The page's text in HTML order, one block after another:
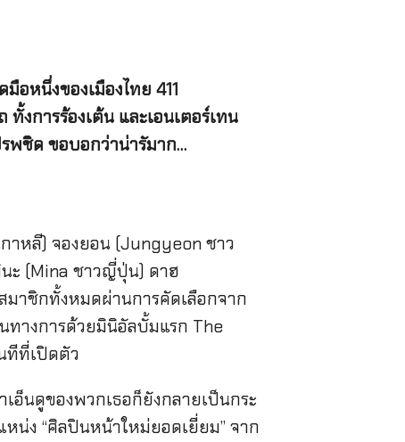
อหนึ่งของเมืองไทย 411
การร้องเต้น และเอนเตอร์เทน
พชิด ขอบอกว่าน่ารัมาก…
าหลี) จองยอน (Jungyeon ชาว
ะ (Mina ชาวญี่ปุ่น) ดาฮ
มาชิกทั้งหมดผ่านการคัดเลือกจาก
ทางการด้วยมินิอัลบั้มแรก The
ทีที่เปิดตัว
อ็นดูของพวกเธอก็ยังกลายเป็นกระ
น่ง “ศิลปินหน้าใหม่ยอดเยี่ยม” จาก